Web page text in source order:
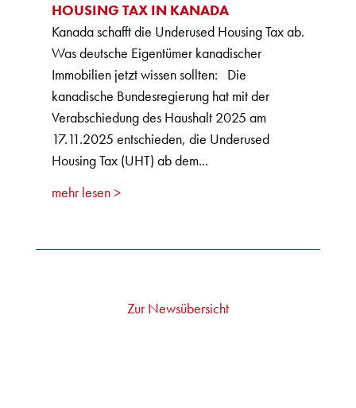
HOUSING TAX IN KANADA
Kanada schafft die Underused Housing Tax ab.
Was deutsche Eigentümer kanadischer
Immobilien jetzt wissen sollten: Die
kanadische Bundesregierung hat mit der
Verabschiedung des Haushalt 2025 am
17.11.2025 entschieden, die Underused
Housing Tax (UHT) ab dem...
mehr lesen
Zur Newsübersicht